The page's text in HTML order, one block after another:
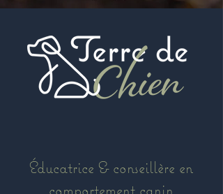
Éducatrice & conseillère en